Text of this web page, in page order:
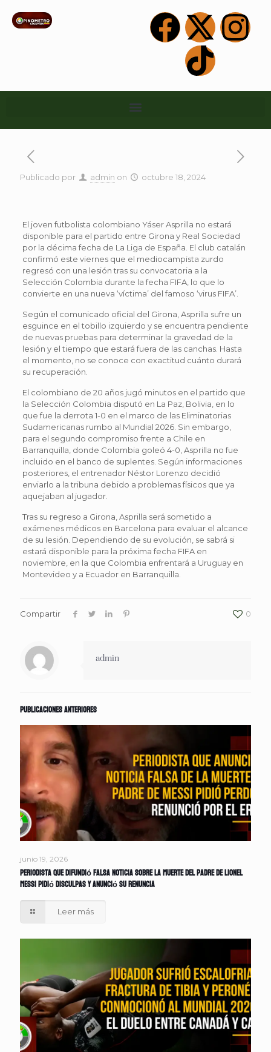
Publicado por admin on octubre 18, 2024
El joven futbolista colombiano Yáser Asprilla no estará
disponible para el partido entre Girona y Real Sociedad
por la décima fecha de La Liga de España. El club catalán
confirmó este viernes que el mediocampista zurdo
regresó con una lesión tras su convocatoria a la
Selección Colombia durante la fecha FIFA, lo que lo
convierte en una nueva ‘víctima’ del famoso ‘virus FIFA’.
Según el comunicado oficial del Girona, Asprilla sufre un
esguince en el tobillo izquierdo y se encuentra pendiente
de nuevas pruebas para determinar la gravedad de la
lesión y el tiempo que estará fuera de las canchas. Hasta
el momento, no se conoce con exactitud cuánto durará
su recuperación.
El colombiano de 20 años jugó minutos en el partido que
la Selección Colombia disputó en La Paz, Bolivia, en lo
que fue la derrota 1-0 en el marco de las Eliminatorias
Sudamericanas rumbo al Mundial 2026. Sin embargo,
para el segundo compromiso frente a Chile en
Barranquilla, donde Colombia goleó 4-0, Asprilla no fue
incluido en el banco de suplentes. Según informaciones
posteriores, el entrenador Néstor Lorenzo decidió
enviarlo a la tribuna debido a problemas físicos que ya
aquejaban al jugador.
Tras su regreso a Girona, Asprilla será sometido a
exámenes médicos en Barcelona para evaluar el alcance
de su lesión. Dependiendo de su evolución, se sabrá si
estará disponible para la próxima fecha FIFA en
noviembre, en la que Colombia enfrentará a Uruguay en
Montevideo y a Ecuador en Barranquilla.
Compartir 0
admin
Publicaciones anteriores
junio 19, 2026
Periodista que difundió falsa noticia sobre la muerte del padre de Lionel
Messi pidió disculpas y anunció su renuncia
Leer más